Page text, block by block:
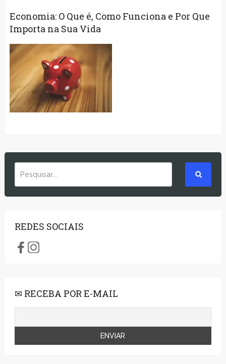
Economia: O Que é, Como Funciona e Por Que
Importa na Sua Vida
REDES SOCIAIS
✉ RECEBA POR E-MAIL